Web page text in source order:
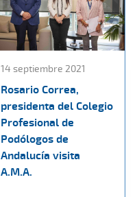
14 septiembre 2021
Rosario Correa,
presidenta del Colegio
Profesional de
Podólogos de
Andalucía visita
A.M.A.